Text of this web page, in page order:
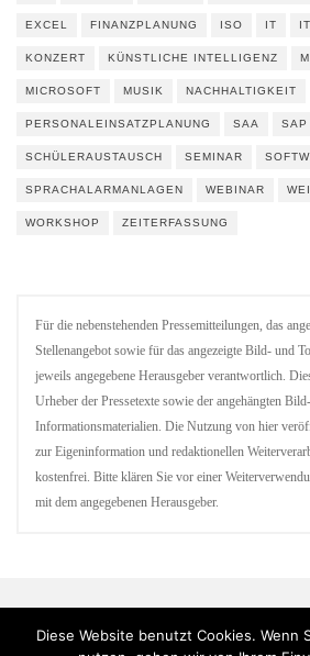
EXCEL FINANZPLANUNG ISO IT
KONZERT KÜNSTLICHE INTELLIGENZ
MICROSOFT MUSIK NACHHALTIGKEIT
PERSONALEINSATZPLANUNG SAA SAP
SCHÜLERAUSTAUSCH SEMINAR
SPRACHALARMANLAGEN WEBINAR
WORKSHOP ZEITERFASSUNG
Für die nebenstehenden Pressemitteilungen, das
Stellenangebot sowie für das angezeigte Bild- und
jeweils angegebene Herausgeber verantwortlich.
Urheber der Pressetexte sowie der angehängten
Informationsmaterialien. Die Nutzung von hier
zur Eigeninformation und redaktionellen
kostenfrei. Bitte klären Sie vor einer
mit dem angegebenen Herausgeber.
Diese Website benutzt Cookies. Wenn